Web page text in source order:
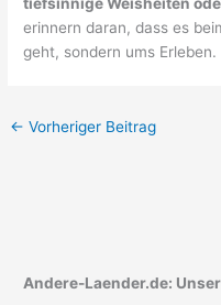
erinnern daran, dass es
geht, sondern ums Erleben.
← Vorheriger Beitrag
Andere-Laender.de: